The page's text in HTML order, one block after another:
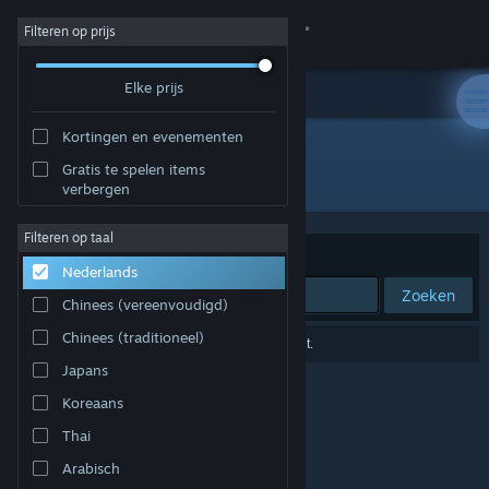
Inloggen
Community
Over
Ondersteuning
Taal wijzigen
Download de mobiele Steam-app
Desktopwebsite weergeven
Filteren op prijs
Elke prijs
Kortingen en evenementen
Gratis te spelen items
verbergen
Filteren op taal
Nederlands
Chinees (vereenvoudigd)
Chinees (traditioneel)
Japans
Koreaans
Thai
Arabisch
Ontwikkelaar: STUDIO PIERROT
Sorteren op Relevantie
Zoeken
0 resultaten komen overeen met je zoekopdracht.